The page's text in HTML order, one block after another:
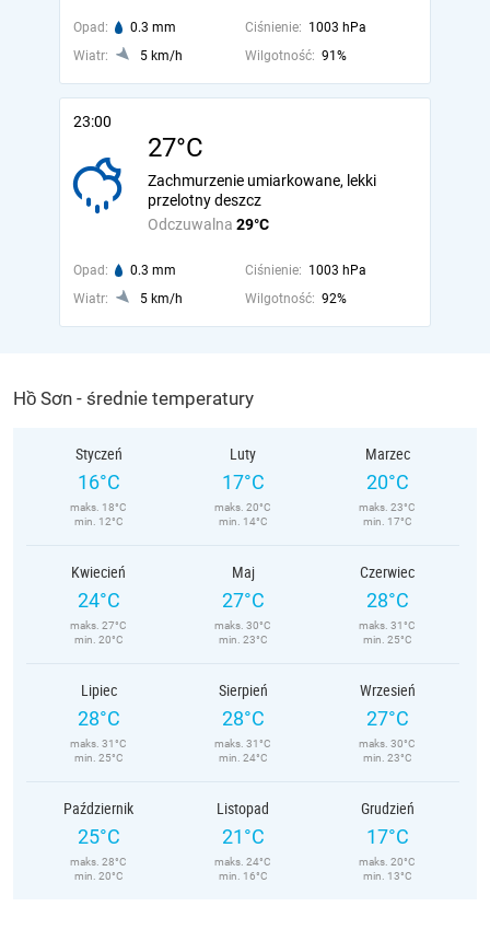
Opad: 0.3 mm Ciśnienie: 1003 hPa
Wiatr:
5 km/h Wilgotność: 91%
23:00
27°C
Odczuwalna 29°C
Zachmurzenie umiarkowane, lekki
przelotny deszcz
Opad: 0.3 mm Ciśnienie: 1003 hPa
Wiatr:
5 km/h Wilgotność: 92%
Hồ Sơn - średnie temperatury
Styczeń
16°C
maks. 18°C
min. 12°C
Luty
17°C
maks. 20°C
min. 14°C
Marzec
20°C
maks. 23°C
min. 17°C
Kwiecień
24°C
maks. 27°C
min. 20°C
Maj
27°C
maks. 30°C
min. 23°C
Czerwiec
28°C
maks. 31°C
min. 25°C
Lipiec
28°C
maks. 31°C
min. 25°C
Sierpień
28°C
maks. 31°C
min. 24°C
Wrzesień
27°C
maks. 30°C
min. 23°C
Październik
25°C
maks. 28°C
min. 20°C
Listopad
21°C
maks. 24°C
min. 16°C
Grudzień
17°C
maks. 20°C
min. 13°C